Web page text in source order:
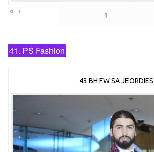
« ‹
41. PS Fashion
43 BH FW SA JEORDIES